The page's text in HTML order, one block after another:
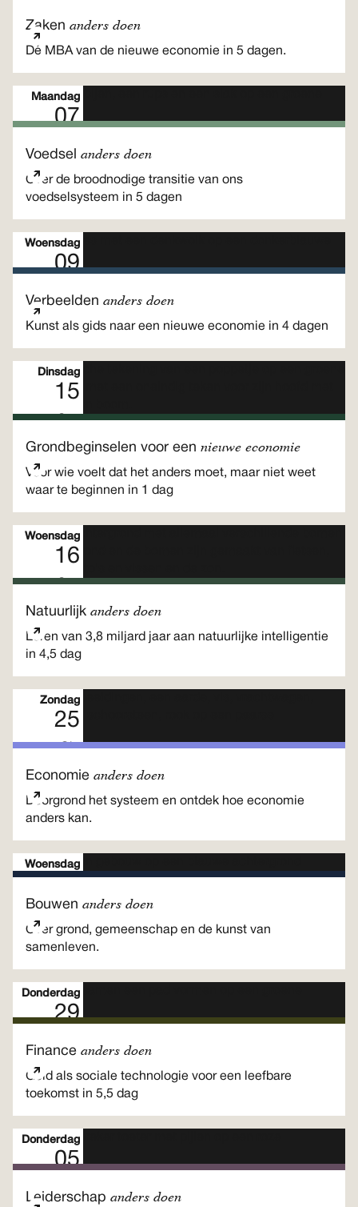
Zaken anders doen
Dé MBA van de nieuwe economie in 5 dagen.
Maandag
07
Voedsel anders doen
Over de broodnodige transitie van ons
voedselsysteem in 5 dagen
Woensdag
09
Verbeelden anders doen
Kunst als gids naar een nieuwe economie in 4 dagen
Dinsdag
15
Sep
Grondbeginselen voor een nieuwe economie
Voor wie voelt dat het anders moet, maar niet weet
waar te beginnen in 1 dag
Woensdag
16
Sep
Natuurlijk anders doen
Leren van 3,8 miljard jaar aan natuurlijke intelligentie
in 4,5 dag
Zondag
25
Okt
Economie anders doen
Doorgrond het systeem en ontdek hoe economie
anders kan.
Woensdag
Okt
Bouwen anders doen
Over grond, gemeenschap en de kunst van
samenleven.
Donderdag
29
Finance anders doen
Geld als sociale technologie voor een leefbare
toekomst in 5,5 dag
Donderdag
05
Leiderschap anders doen